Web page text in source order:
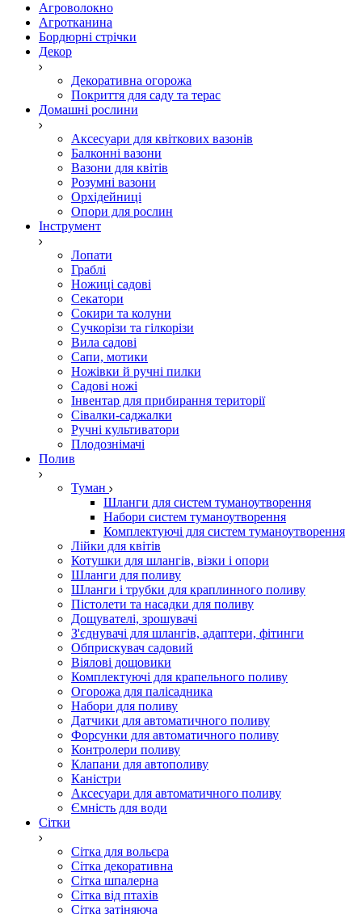
Агроволокно
Агротканина
Бордюрні стрічки
Декор
Декоративна огорожа
Покриття для саду та терас
Домашні рослини
Аксесуари для квіткових вазонів
Балконні вазони
Вазони для квітів
Розумні вазони
Орхідейниці
Опори для рослин
Інструмент
Лопати
Граблі
Ножиці садові
Секатори
Сокири та колуни
Сучкорізи та гілкорізи
Вила садові
Сапи, мотики
Ножівки й ручні пилки
Садові ножі
Інвентар для прибирання території
Сівалки-саджалки
Ручні культиватори
Плодознімачі
Полив
Туман
Шланги для систем туманоутворення
Набори систем туманоутворення
Комплектуючі для систем туманоутворення
Лійки для квітів
Котушки для шлангів, візки і опори
Шланги для поливу
Шланги і трубки для краплинного поливу
Пістолети та насадки для поливу
Дощувателі, зрошувачі
З'єднувачі для шлангів, адаптери, фітинги
Обприскувач садовий
Віялові дощовики
Комплектуючі для крапельного поливу
Огорожа для палісадника
Набори для поливу
Датчики для автоматичного поливу
Форсунки для автоматичного поливу
Контролери поливу
Клапани для автополиву
Каністри
Аксесуари для автоматичного поливу
Ємність для води
Сітки
Сітка для вольєра
Сітка декоративна
Сітка шпалерна
Сітка від птахів
Сітка затіняюча